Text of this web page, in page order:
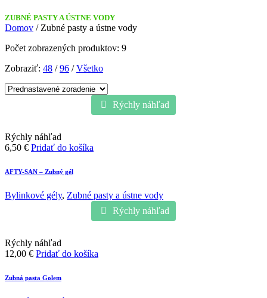
ZUBNÉ PASTY A ÚSTNE VODY
Domov / Zubné pasty a ústne vody
Počet zobrazených produktov: 9
Zobraziť: 48 /96 /Všetko
Rýchly náhľad
Rýchly náhľad
6,50 € Pridať do košíka
AFTY-SAN – Zubný gél
Bylinkové gély, Zubné pasty a ústne vody
Rýchly náhľad
Rýchly náhľad
12,00 € Pridať do košíka
Zubná pasta Golem